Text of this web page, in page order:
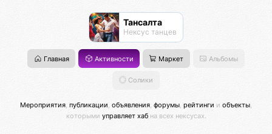
Тансалта
Нексус танцев
Главная Активности Маркет Альбомы
Солики
Мероприятия публикации объявления форумы рейтинги и объекты
которыми управляет хабна всех нексусах.